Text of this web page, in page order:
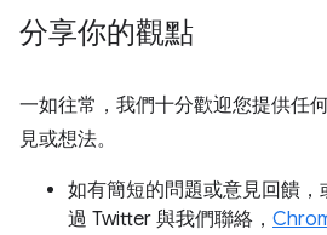
分享你的觀點
一如往常，我們十分歡迎您提供任
見或想法。
如有簡短的問題或意見回饋
過 Twitter 與我們聯絡，